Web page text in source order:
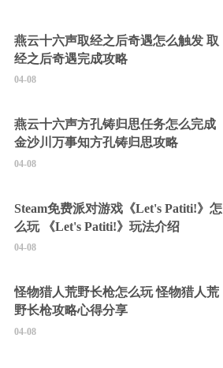
燕云十六声取经之后奇遇怎么触发 取
经之后奇遇完成攻略
04-08
燕云十六声方孔铸归思任务怎么完成
金沙川万事知方孔铸归思攻略
04-08
Steam免费派对游戏《Let's Patiti!》怎
么玩 《Let's Patiti!》玩法介绍
04-08
怪物猎人荒野长枪怎么玩 怪物猎人荒
野长枪攻略心得分享
04-08